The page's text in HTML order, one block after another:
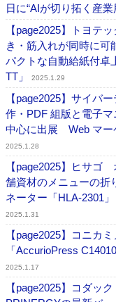
日に“AIが切り拓く産
【page2025】トヨテ
き・筋入れが同時に
パクトな自動給紙付卓
TT」
2025.1.29
【page2025】サイバ
作・PDF 組版と電子
中心に出展 Web マー
2025.1.28
【page2025】ヒサゴ
舗資材のメニューの折
ネーター「HLA-2301
2025.1.31
【page2025】コニカ
「AccurioPress
2025.1.17
【page2025】コダッ